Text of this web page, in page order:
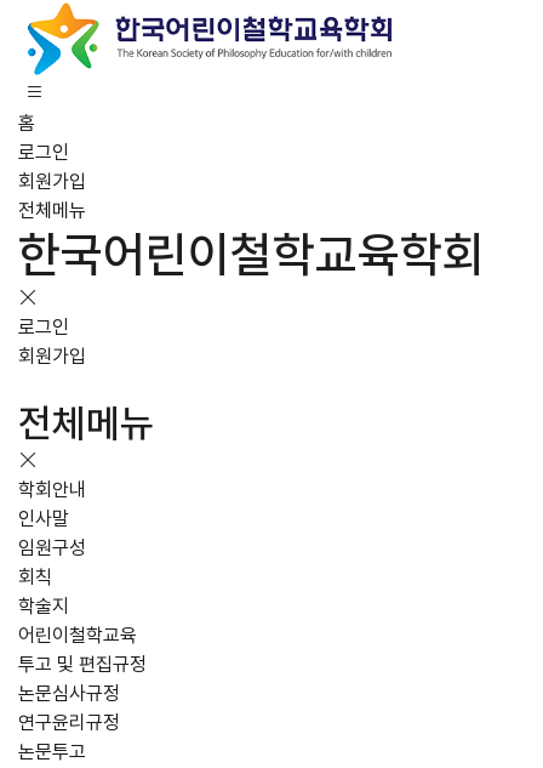
홈
로그인
회원가입
전체메뉴
한국어린이철학교육학회
로그인
회원가입
전체메뉴
학회안내
인사말
임원구성
회칙
학술지
어린이철학교육
투고 및 편집규정
논문심사규정
연구윤리규정
논문투고